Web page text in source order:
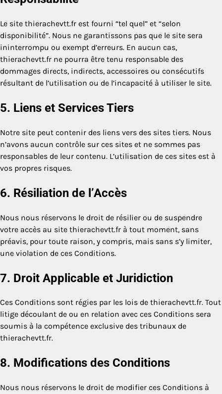
Le site thierachevtt.fr est fourni “tel quel” et “selon
disponibilité”. Nous ne garantissons pas que le site sera
ininterrompu ou exempt d’erreurs. En aucun cas,
thierachevtt.fr ne pourra être tenu responsable des
dommages directs, indirects, accessoires ou consécutifs
résultant de l’utilisation ou de l’incapacité à utiliser le site.
5. Liens et Services Tiers
Notre site peut contenir des liens vers des sites tiers. Nous
n’avons aucun contrôle sur ces sites et ne sommes pas
responsables de leur contenu. L’utilisation de ces sites est à
vos propres risques.
6. Résiliation de l’Accès
Nous nous réservons le droit de résilier ou de suspendre
votre accès au site thierachevtt.fr à tout moment, sans
préavis, pour toute raison, y compris, mais sans s’y limiter,
une violation de ces Conditions.
7. Droit Applicable et Juridiction
Ces Conditions sont régies par les lois de thierachevtt.fr. Tout
litige découlant de ou en relation avec ces Conditions sera
soumis à la compétence exclusive des tribunaux de
thierachevtt.fr.
8. Modifications des Conditions
Nous nous réservons le droit de modifier ces Conditions à